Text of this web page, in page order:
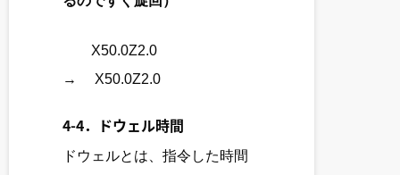
X50.0Z2.0
→ X50.0Z2.0
4-4．ドウェル時間
ドウェルとは、指令した時間